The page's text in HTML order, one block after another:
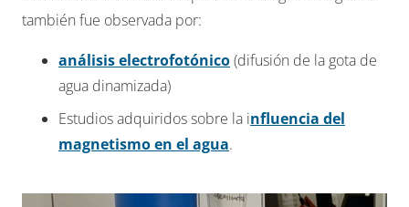
también fue observada por:
análisis electrofotónico(difusión de la gota de
agua dinamizada)
Estudios adquiridos sobre la influencia del
magnetismo en el agua.